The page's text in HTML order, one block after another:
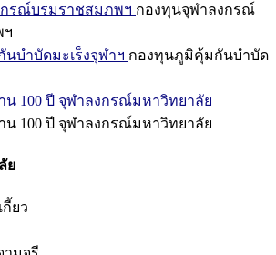
รณ์บรมราชสมภพฯ กองทุนจุฬาลงกรณ์
ฯ
บำบัดมะเร็งจุฬาฯ กองทุนภูมิคุ้มกันบำบัด
น 100 ปี จุฬาลงกรณ์มหาวิทยาลัย
น 100 ปี จุฬาลงกรณ์มหาวิทยาลัย
ย
กี้ยว